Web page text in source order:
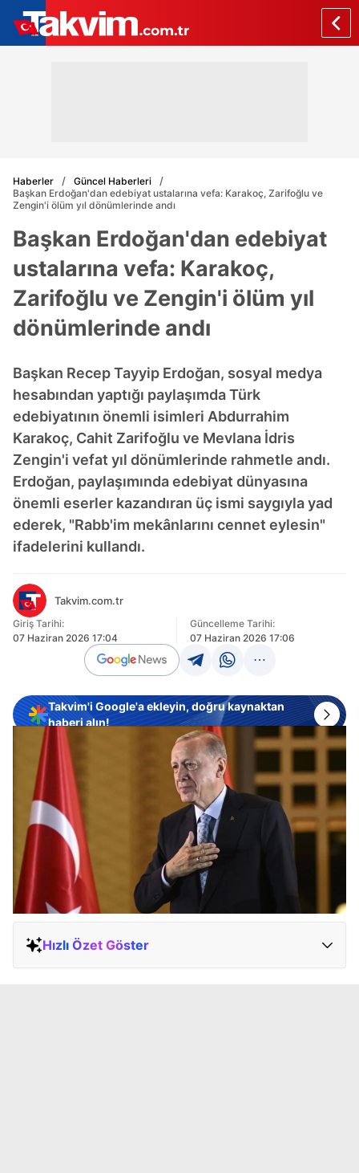
Haberler
Güncel Haberleri
Başkan Erdoğan'dan edebiyat ustalarına vefa: Karakoç, Zarifoğlu ve
Zengin'i ölüm yıl dönümlerinde andı
Başkan Erdoğan'dan edebiyat
ustalarına vefa: Karakoç,
Zarifoğlu ve Zengin'i ölüm yıl
dönümlerinde andı
Başkan Recep Tayyip Erdoğan, sosyal medya
hesabından yaptığı paylaşımda Türk
edebiyatının önemli isimleri Abdurrahim
Karakoç, Cahit Zarifoğlu ve Mevlana İdris
Zengin'i vefat yıl dönümlerinde rahmetle andı.
Erdoğan, paylaşımında edebiyat dünyasına
önemli eserler kazandıran üç ismi saygıyla yad
ederek, "Rabb'im mekânlarını cennet eylesin"
ifadelerini kullandı.
Takvim.com.tr
Giriş Tarihi:
07 Haziran 2026 17:04
Güncelleme Tarihi:
07 Haziran 2026 17:06
Takvim'i Google'a ekleyin, doğru kaynaktan
haberi alın!
Hızlı Özet Göster